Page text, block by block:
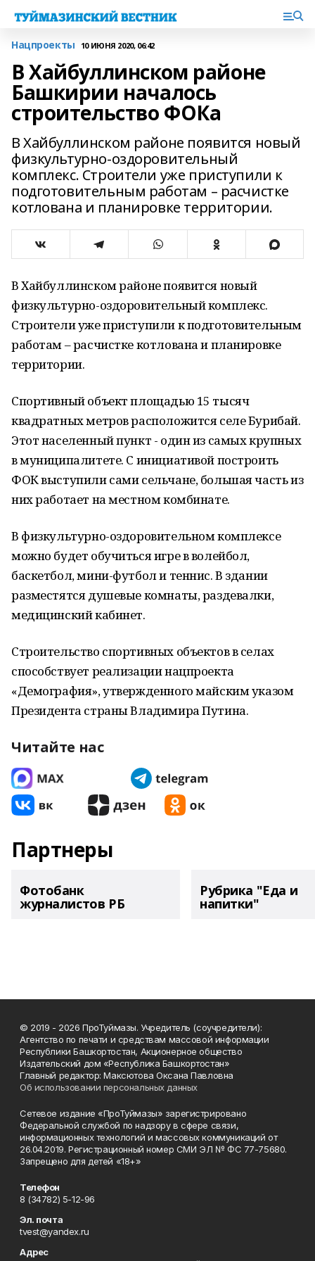
Нацпроекты 10 ИЮНЯ 2020, 06:42
В Хайбуллинском районе
Башкирии началось
строительство ФОКа
В Хайбуллинском районе появится новый
физкультурно-оздоровительный
комплекс. Строители уже приступили к
подготовительным работам – расчистке
котлована и планировке территории.
В Хайбуллинском районе появится новый
физкультурно-оздоровительный комплекс.
Строители уже приступили к подготовительным
работам – расчистке котлована и планировке
территории.
Спортивный объект площадью 15 тысяч
квадратных метров расположится селе Бурибай.
Этот населенный пункт - один из самых крупных
в муниципалитете. С инициативой построить
ФОК выступили сами сельчане, большая часть из
них работает на местном комбинате.
В физкультурно-оздоровительном комплексе
можно будет обучиться игре в волейбол,
баскетбол, мини-футбол и теннис. В здании
разместятся душевые комнаты, раздевалки,
медицинский кабинет.
Строительство спортивных объектов в селах
способствует реализации нацпроекта
«Демография», утвержденного майским указом
Президента страны Владимира Путина.
Читайте нас
Партнеры
Фотобанк
журналистов РБ
Рубрика "Еда и
напитки"
© 2019 - 2026 ПроТуймазы. Учредитель (соучредители):
Агентство по печати и средствам массовой информации
Республики Башкортостан, Акционерное общество
Издательский дом «Республика Башкортостан»
Главный редактор: Максютова Оксана Павловна
Об использовании персональных данных
Сетевое издание «ПроТуймазы» зарегистрировано
Федеральной службой по надзору в сфере связи,
информационных технологий и массовых коммуникаций от
26.04.2019. Регистрационный номер СМИ ЭЛ № ФС 77-75680.
Запрещено для детей «18+»
Телефон
8 (34782) 5-12-96
Эл. почта
tvest@yandex.ru
Адрес